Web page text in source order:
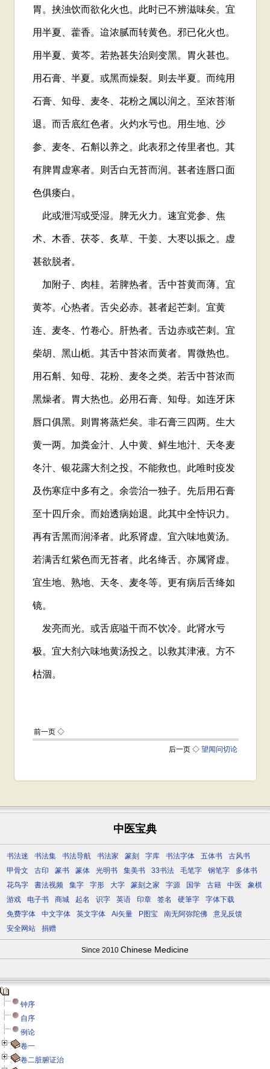
中医宝典
书法迷 书法集 书法导航 书法家 篆刻 字库 书法字体 五体书
古风书
甲骨文
古印 篆书 篆体 光明书 集美书 33书法 毛笔字 钢笔字
多体书
花鸟字
書法视频 集字 字形 大字 篆刻之家 字源 国学 古籍 中医
象棋
游戏
电子书 商城 起名 识字 英语 印章 签名 硬筆字
字体下载
免费字体
中文字体 英文字体 Ai矢量 P图宝 南无阿弥陀佛
意见反馈
安全网站
捐赠
Since 2010 Chinese Medicine
钟序
自序
例论
卷一
卷二脏腑证治